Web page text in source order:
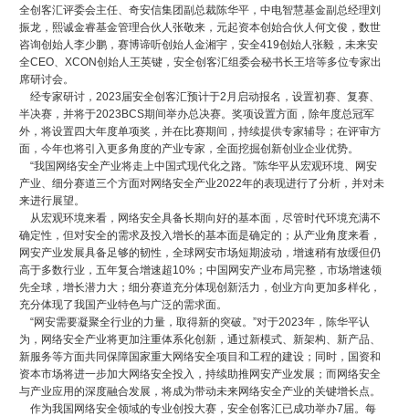
全创客汇评委会主任、奇安信集团副总裁陈华平，中电智慧基金副总经理刘
振龙，熙诚金睿基金管理合伙人张敬来，元起资本创始合伙人何文俊，数世
咨询创始人李少鹏，赛博谛听创始人金湘宇，安全419创始人张毅，未来安
全CEO、XCON创始人王英键，安全创客汇组委会秘书长王培等多位专家出
席研讨会。
经专家研讨，2023届安全创客汇预计于2月启动报名，设置初赛、复赛、
半决赛，并将于2023BCS期间举办总决赛。奖项设置方面，除年度总冠军
外，将设置四大年度单项奖，并在比赛期间，持续提供专家辅导；在评审方
面，今年也将引入更多角度的产业专家，全面挖掘创新创业企业优势。
“我国网络安全产业将走上中国式现代化之路。”陈华平从宏观环境、网安
产业、细分赛道三个方面对网络安全产业2022年的表现进行了分析，并对未
来进行展望。
从宏观环境来看，网络安全具备长期向好的基本面，尽管时代环境充满不
确定性，但对安全的需求及投入增长的基本面是确定的；从产业角度来看，
网安产业发展具备足够的韧性，全球网安市场短期波动，增速稍有放缓但仍
高于多数行业，五年复合增速超10%；中国网安产业布局完整，市场增速领
先全球，增长潜力大；细分赛道充分体现创新活力，创业方向更加多样化，
充分体现了我国产业特色与广泛的需求面。
“网安需要凝聚全行业的力量，取得新的突破。”对于2023年，陈华平认
为，网络安全产业将更加注重体系化创新，通过新模式、新架构、新产品、
新服务等方面共同保障国家重大网络安全项目和工程的建设；同时，国资和
资本市场将进一步加大网络安全投入，持续助推网安产业发展；而网络安全
与产业应用的深度融合发展，将成为带动未来网络安全产业的关键增长点。
作为我国网络安全领域的专业创投大赛，安全创客汇已成功举办7届。每